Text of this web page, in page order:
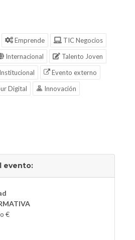
Emprende
TIC Negocios
Internacional
Talento Joven
Evento externo
Digital
Innovación
evento:
€